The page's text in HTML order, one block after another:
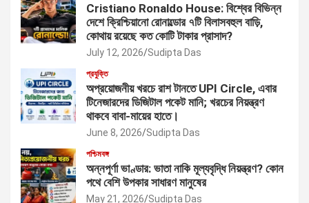
Cristiano Ronaldo House: বিশ্বের বিভিন্ন
দেশে ক্রিশ্চিয়ানো রোনাল্ডোর ৭টি বিলাসবহুল বাড়ি,
কোথায় রয়েছে কত কোটি টাকার প্রাসাদ?
July 12, 2026 Sudipta Das
প্রযুক্তি
অপ্রয়োজনীয় খরচে রাশ টানতে UPI Circle, এবার
টিনেজারদের ডিজিটাল পকেট মানি; খরচের নিয়ন্ত্রণ
থাকবে বাবা-মায়ের হাতে।
June 8, 2026 Sudipta Das
পশ্চিমবঙ্গ
অন্নপূর্ণা ভাণ্ডার: ভাতা নাকি মূল্যবৃদ্ধি নিয়ন্ত্রণ? কোন
পথে বেশি উপকার সাধারণ মানুষের
May 21, 2026 Sudipta Das